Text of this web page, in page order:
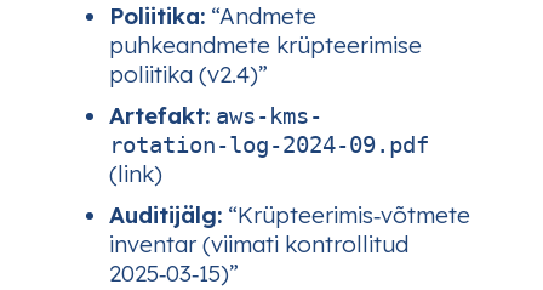
Poliitika: “Andmete
puhkeandmete krüpteerimise
poliitika (v2.4)”
Artefakt: aws-kms-
rotation‑log‑2024-09.pdf
(link)
Auditijälg: “Krüpteerimis‑võtmete
inventar (viimati kontrollitud
2025‑03‑15)”